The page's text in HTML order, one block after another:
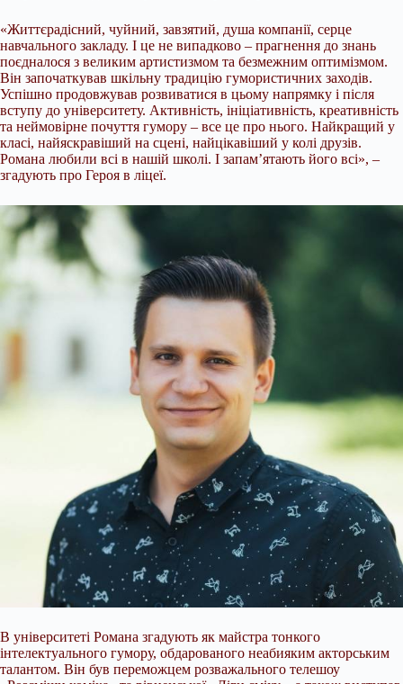
«Життєрадісний, чуйний, завзятий, душа компанії, серце
навчального закладу. І це не випадково – прагнення до знань
поєдналося з великим артистизмом та безмежним оптимізмом.
Він започаткував шкільну традицію гумористичних заходів.
Успішно продовжував розвиватися в цьому напрямку і після
вступу до університету. Активність, ініціативність, креативність
та неймовірне почуття гумору – все це про нього. Найкращий у
класі, найяскравіший на сцені, найцікавіший у колі друзів.
Романа любили всі в нашій школі. І запам’ятають його всі», –
згадують про Героя в ліцеї.
В університеті Романа згадують як майстра тонкого
інтелектуального гумору, обдарованого неабияким акторським
талантом. Він був переможцем розважального телешоу